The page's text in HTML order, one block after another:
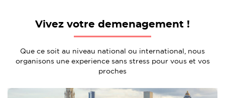
Vivez votre demenagement !
Que ce soit au niveau national ou international, nous
organisons une experience sans stress pour vous et vos
proches